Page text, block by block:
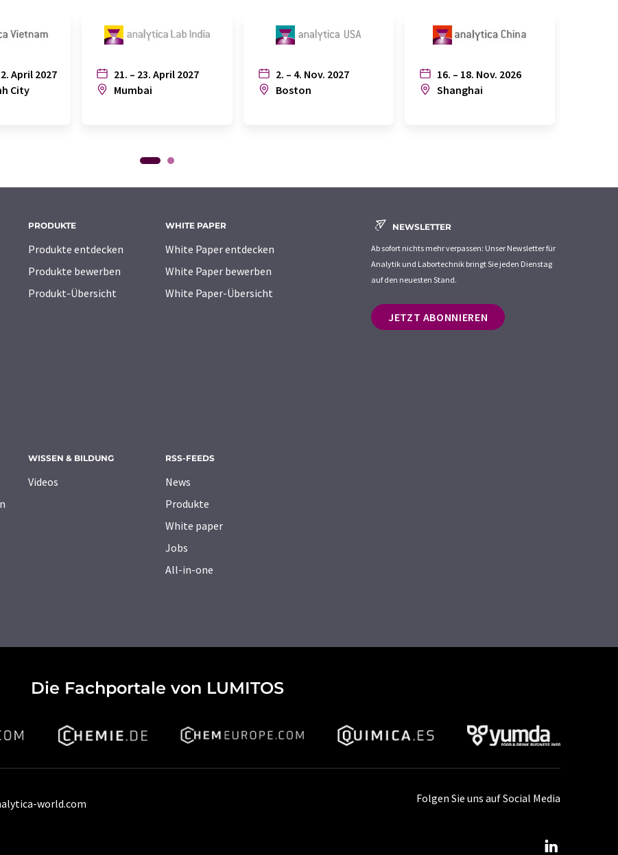
April 2027
City
21. – 23. April 2027
Mumbai
2. – 4. Nov. 2027
Boston
16. – 18. Nov. 2026
Shanghai
PRODUKTE
Produkte entdecken
Produkte bewerben
Produkt-Übersicht
WHITE PAPER
White Paper entdecken
White Paper bewerben
White Paper-Übersicht
WISSEN & BILDUNG
Videos
RSS-FEEDS
News
Produkte
White paper
Jobs
All-in-one
NEWSLETTER
Ab sofort nichts mehr verpassen: Unser Newsletter für
Analytik und Labortechnik bringt Sie jeden Dienstag
auf den neuesten Stand.
JETZT ABONNIEREN
Die Fachportale von LUMITOS
world.com Folgen Sie uns auf Social Media